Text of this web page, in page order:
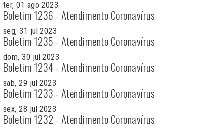
ter, 01 ago 2023
Boletim 1236 - Atendimento Coronavírus
seg, 31 jul 2023
Boletim 1235 - Atendimento Coronavírus
dom, 30 jul 2023
Boletim 1234 - Atendimento Coronavírus
sab, 29 jul 2023
Boletim 1233 - Atendimento Coronavírus
sex, 28 jul 2023
Boletim 1232 - Atendimento Coronavírus